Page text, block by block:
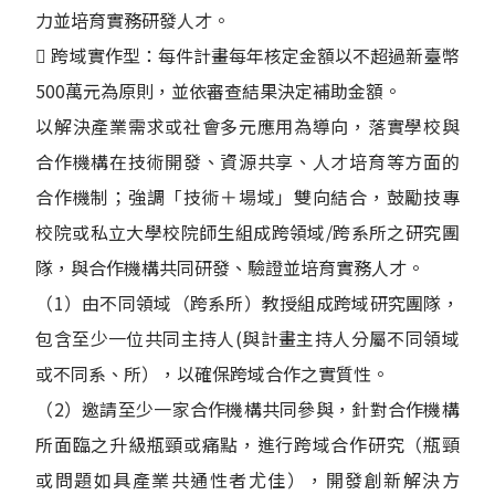
力並培育實務研發人才。
 跨域實作型：每件計畫每年核定金額以不超過新臺幣
500萬元為原則，並依審查結果決定補助金額。
以解決產業需求或社會多元應用為導向，落實學校與
合作機構在技術開發、資源共享、人才培育等方面的
合作機制；強調「技術＋場域」雙向結合，鼓勵技專
校院或私立大學校院師生組成跨領域/跨系所之研究團
隊，與合作機構共同研發、驗證並培育實務人才。
（1）由不同領域（跨系所）教授組成跨域研究團隊，
包含至少一位共同主持人(與計畫主持人分屬不同領域
或不同系、所），以確保跨域合作之實質性。
（2）邀請至少一家合作機構共同參與，針對合作機構
所面臨之升級瓶頸或痛點，進行跨域合作研究（瓶頸
或問題如具產業共通性者尤佳），開發創新解決方